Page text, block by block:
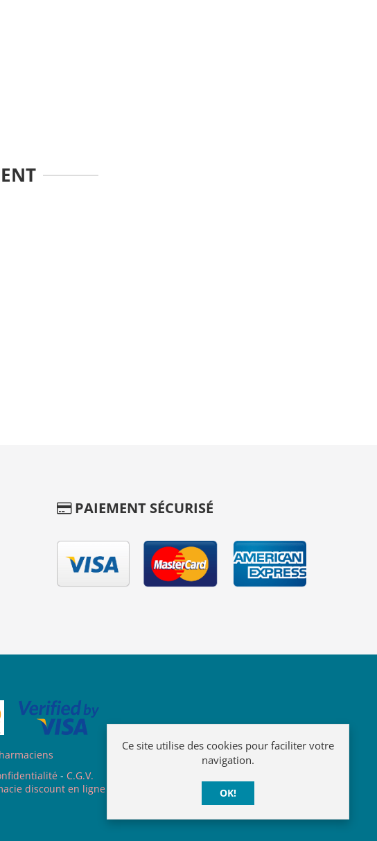
PAIEMENT SÉCURISÉ
- C.G.V.
discount en ligne
Ce site utilise des cookies pour faciliter votre
navigation.
OK!